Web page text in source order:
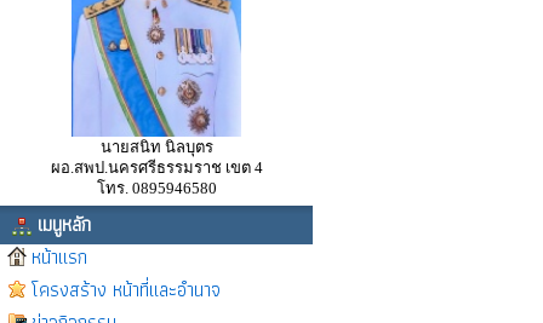
นายสนิท นิลบุตร
ผอ.สพป.นครศรีธรรมราช เขต 4
โทร. 0895946580
เมนูหลัก
หน้าแรก
โครงสร้าง หน้าที่และอำนาจ